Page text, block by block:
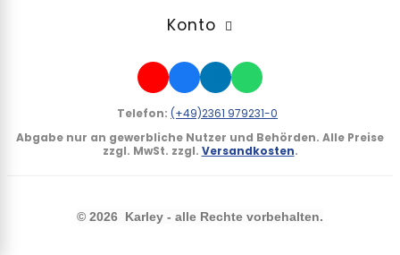
Konto
Telefon: (+49)2361 979231-0
Abgabe nur an gewerbliche Nutzer und Behörden. Alle Preise
zzgl. MwSt. zzgl. Versandkosten.
© 2026 Karley - alle Rechte vorbehalten.